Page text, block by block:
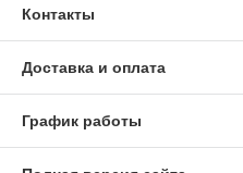
Контакты
Доставка и оплата
График работы